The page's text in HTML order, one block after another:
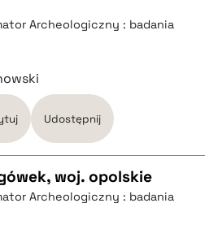
Archeologiczny : badania
Udostępnij
woj. opolskie
Archeologiczny : badania